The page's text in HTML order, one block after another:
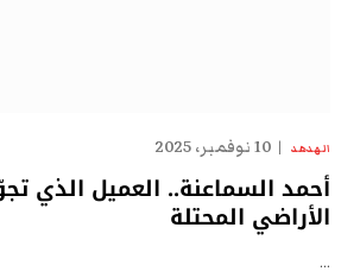
الهدهد 10 نوفمبر، 2025
أحمد السماعنة.. العميل الذي
الأراضي المحتلة
…